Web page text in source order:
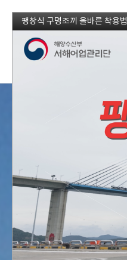
팽창식 구명조끼 올바른 착용법